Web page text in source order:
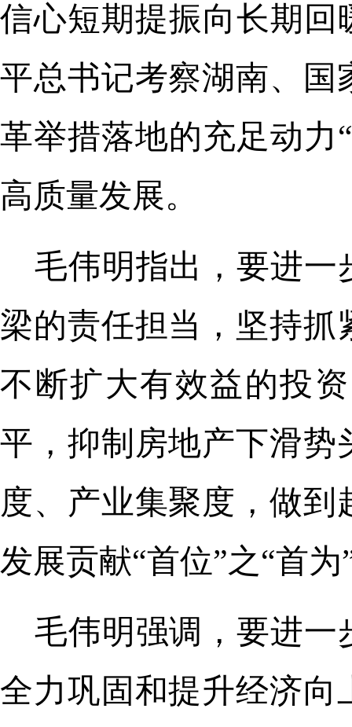
信心短期提振向长期回
平总书记考察湖南、国
革举措落地的充足动力
高质量发展。
毛伟明指出，要进一
梁的责任担当，坚持
不断扩大有效益的投
平，抑制房地产下滑势
度、产业集聚度，做
发展贡献“首位”之“首为
毛伟明强调，要进一
全力巩固和提升经济